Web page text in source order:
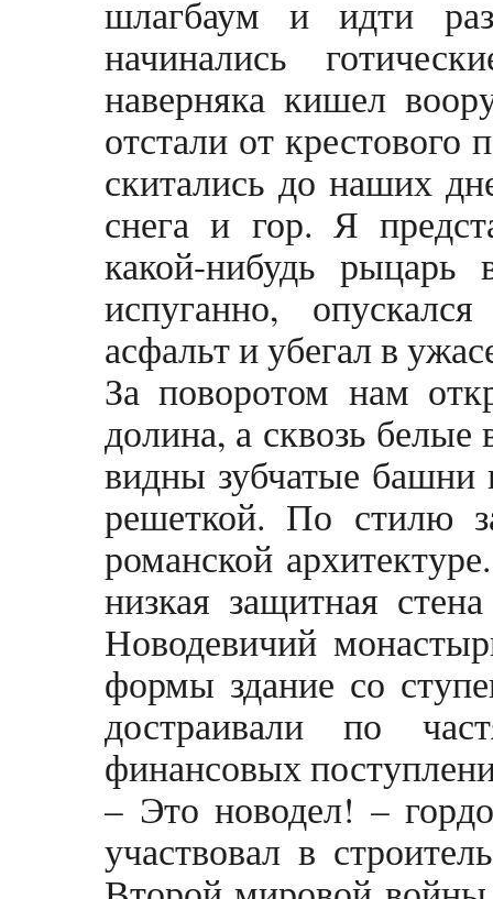
шлагбаум и идти
начинались
наверняка кишел
отстали от крестового
скитались до наших
снега и гор. Я
какой-нибудь рыцарь
испуганно,
асфальт и убегал в
За поворотом нам
долина, а сквозь белые
видны зубчатые башни
решеткой. По стилю
романской
низкая защитная
Новодевичий
формы здание со
достраивали по
финансовых
– Это новодел! –
участвовал в